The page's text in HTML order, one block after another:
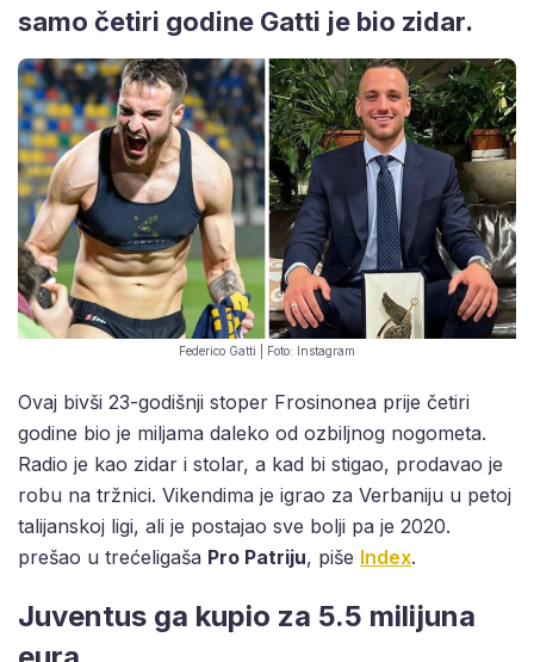
samo četiri godine Gatti je bio zidar.
Federico Gatti | Foto: Instagram
Ovaj bivši 23-godišnji stoper Frosinonea prije četiri
godine bio je miljama daleko od ozbiljnog nogometa.
Radio je kao zidar i stolar, a kad bi stigao, prodavao je
robu na tržnici. Vikendima je igrao za Verbaniju u petoj
talijanskoj ligi, ali je postajao sve bolji pa je 2020.
prešao u trećeligaša Pro Patriju, piše Index.
Juventus ga kupio za 5.5 milijuna